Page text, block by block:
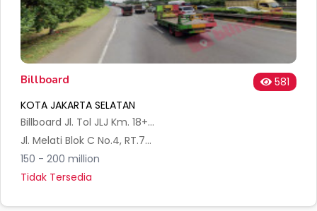
Billboard
581
KOTA JAKARTA SELATAN
Billboard Jl. Tol JLJ Km. 18+000 Pondok Pinang A - Jakarta Selatan
Jl. Melati Blok C No.4, RT.7/RW.3, Bintaro, Kec. Pesanggrahan, Kota Jakarta Selatan, Daerah Khusus Ibukota Jakarta 12330, Indonesia
150 - 200 million
Tidak Tersedia